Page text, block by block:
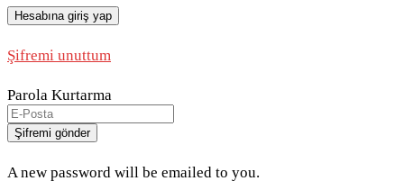
Şifremi unuttum
Parola Kurtarma
A new password will be emailed to you.